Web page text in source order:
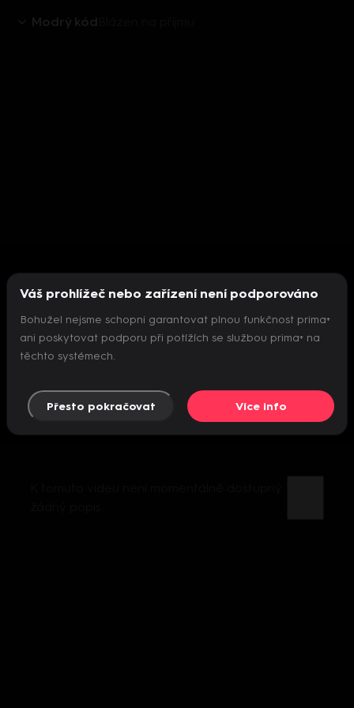
Modrý kód
Nepodařilo se inicializovat přehrávač
Váš prohlížeč nebo zařízení není podporováno
Bohužel nejsme schopni garantovat plnou funkčnost prima+
ani poskytovat podporu při potížích se službou prima+ na
těchto systémech.
Přesto pokračovat Více info